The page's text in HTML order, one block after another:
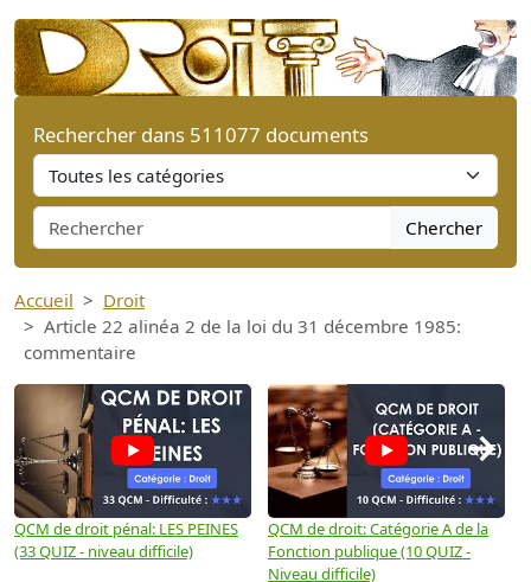
Rechercher dans 511077 documents
Chercher
Accueil
Droit
Article 22 alinéa 2 de la loi du 31 décembre 1985:
commentaire
QCM de droit pénal: LES PEINES
(33 QUIZ - niveau difficile)
QCM de droit: Catégorie A de la
Fonction publique (10 QUIZ -
Niveau difficile)
→